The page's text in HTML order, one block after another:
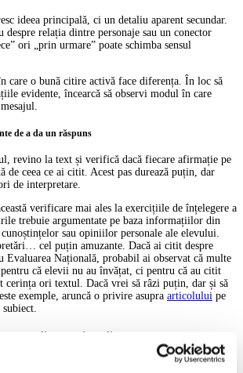
ideea principală, ci un detaliu aparent secundar.
relația dintre personaje sau un conector
ori „prin urmare” poate schimba sensul
care o bună citire activă face diferența. În loc să
evidente, încearcă să observi modul în care
de a da un răspuns
revino la text și verifică dacă fiecare afirmație pe
de ceea ce ai citit. Acest pas durează puțin, dar
de interpretare.
verificare mai ales la exercițiile de înțelegere a
trebuie argumentate pe baza informațiilor din
sau opiniilor personale ale elevului.
cel puțin amuzante. Dacă ai citit despre
Evaluarea Națională, probabil ai observat că multe
că elevii nu au învățat, ci pentru că au citit
cerința ori textul. Dacă vrei să râzi puțin, dar și să
exemple, aruncă o privire asupra articolului pe
subiect.
texte literare și nonliterare
în același fel. Un articol de presă, un eseu sau un